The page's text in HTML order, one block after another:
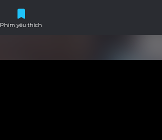
Phim yêu thích